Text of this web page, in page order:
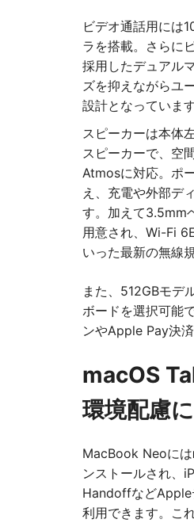
ビデオ通話用には
ラを搭載。さらに
採用したデュアル
ズを抑えながらユ
設計となっています
スピーカーは本体
スピーカーで、空
Atmosに対応。ポ
え、充電や外部デ
す。加えて3.5mm
用意され、Wi-Fi
いった最新の無線
また、512GBモデ
ボードを選択可能
ンやApple Pay決
macOS
環境配慮
MacBook Neoには
ンストールされ、
HandoffなどApple
利用できます。こ